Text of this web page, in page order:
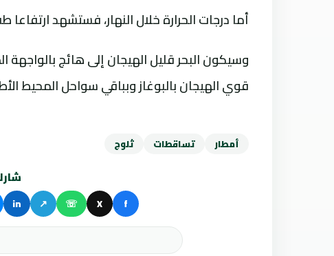
أما درجات الحرارة خلال النهار، فستشهد ارتفاعا
وسيكون البحر قليل الهيجان إلى هائج
قوي الهيجان بالبوغاز وبباقي سواحل المحيط
أمطار تساقطات ثلوج
f
X
☏
↗
in